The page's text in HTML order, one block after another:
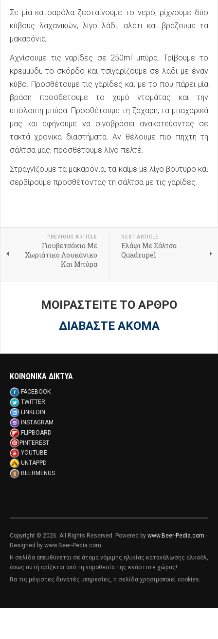
Σε μία κατσαρόλα ζεσταίνουμε το νερό, ρίχνουμε δύο
κύβους λαχανικών, λίγο λάδι, αλάτι και βράζουμε τα
μακαρόνια.
Αχνίσουμε τις γαρίδες σε 250ml μπύρα. Τρίβουμε το
κρεμμύδι, το σκόρδο και τσιγαρίζουμε σε λάδι με έναν
κύβο. Προσθέτουμε τις γαρίδες και με το που πάρει μία
βράση προσθέτουμε το χυμό ντομάτας και την
υπόλοιπη μπύρα. Προσθέτουμε τη ζάχαρη, τα μπαχαρικά
μας και αφήνουμε να σιγοβράσει ανακατεύοντας σε
τακτά χρονικά διαστήματα. Αν θέλουμε πιο πηχτή τη
σάλτσα μας, προσθέτουμε λίγο πελτέ.
Στραγγίζουμε τα μακαρόνια, τα καίμε με λίγο βούτυρο και
σερβίρουμε προσθέτοντας τη σάλτσα με τις γαρίδες.
PREVIOUS ARTICLE
Γιουβετσάκια Με
Χωριάτικο Λουκάνικο
Και Μπύρα
NEXT ARTICLE
Ελάφι Με Σάλτσα
Quadrupel
ΜΟΙΡΑΣΤΕΙΤΕ ΤΟ ΑΡΘΡΟ
ΔΙΑΒΑΣΤΕ ΑΚΟΜΑ
ΚΟΙΝΩΝΙΚΑ ΔΙΚΤΥΑ
FACEBOOK
TWITTER
LINKEDIN
INSTAGRAM
FLIPBOARD
PINTEREST
YOUTUBE
UNTAPPD
BEERMENUS
Copyright © 2026. All Rights Reserved. Powered by www.Beer-Pedia.com -
Designed by www.Beer-Pedia.com.
Η σελίδα απευθύνεται σε άτομα νόμιμης ηλικίας κατανάλωσης αλκοόλ,
όπως αυτή ορίζεται από τη νομοθεσία της εκάστοτε χώρας!
Για τις μέγιστες δυνατές υπηρεσίες, η σελίδα χρησιμοποιεί cookies.